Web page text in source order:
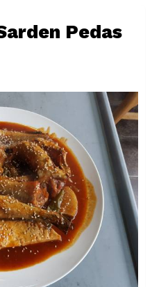
Pedas